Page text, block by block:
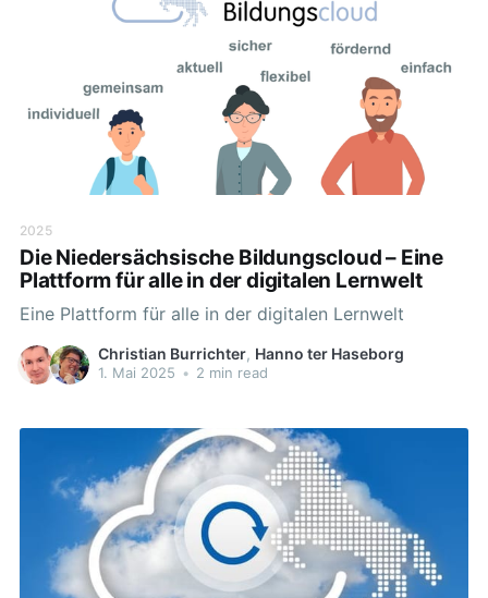
2025
Die Niedersächsische Bildungscloud – Eine
Plattform für alle in der digitalen Lernwelt
Eine Plattform für alle in der digitalen Lernwelt
Christian Burrichter, Hanno ter Haseborg
1. Mai 2025 • 2 min read